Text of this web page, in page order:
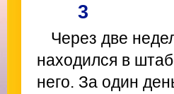
3
Через две
находился в
него. За один